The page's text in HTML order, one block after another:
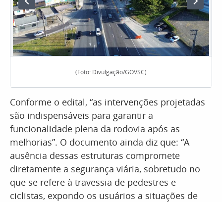
(Foto: Divulgação/GOVSC)
Conforme o edital, “as intervenções projetadas
são indispensáveis para garantir a
funcionalidade plena da rodovia após as
melhorias”. O documento ainda diz que: “A
ausência dessas estruturas compromete
diretamente a segurança viária, sobretudo no
que se refere à travessia de pedestres e
ciclistas, expondo os usuários a situações de